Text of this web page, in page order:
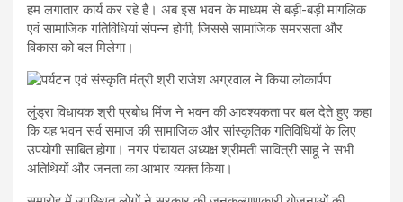
हम लगातार कार्य कर रहे हैं। अब इस भवन के माध्यम से बड़ी-बड़ी मांगलिक
एवं सामाजिक गतिविधियां संपन्न होगी, जिससे सामाजिक समरसता और
विकास को बल मिलेगा।
लुंड्रा विधायक श्री प्रबोध मिंज ने भवन की आवश्यकता पर बल देते हुए कहा
कि यह भवन सर्व समाज की सामाजिक और सांस्कृतिक गतिविधियों के लिए
उपयोगी साबित होगा। नगर पंचायत अध्यक्ष श्रीमती सावित्री साहू ने सभी
अतिथियों और जनता का आभार व्यक्त किया।